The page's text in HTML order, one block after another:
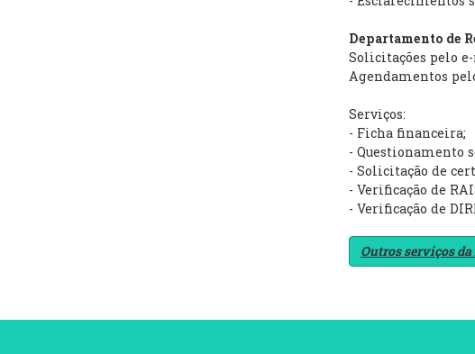
Departamento de
Solicitações pelo
Agendamentos
Serviços:
- Ficha financeira;
- Questionamento
- Solicitação de
- Verificação de
- Verificação de
Outros serviços da